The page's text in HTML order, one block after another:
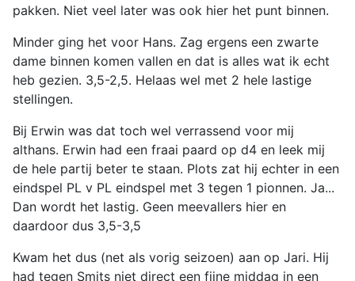
pakken. Niet veel later was ook hier het punt binnen.
Minder ging het voor Hans. Zag ergens een zwarte
dame binnen komen vallen en dat is alles wat ik echt
heb gezien. 3,5-2,5. Helaas wel met 2 hele lastige
stellingen.
Bij Erwin was dat toch wel verrassend voor mij
althans. Erwin had een fraai paard op d4 en leek mij
de hele partij beter te staan. Plots zat hij echter in een
eindspel PL v PL eindspel met 3 tegen 1 pionnen. Ja...
Dan wordt het lastig. Geen meevallers hier en
daardoor dus 3,5-3,5
Kwam het dus (net als vorig seizoen) aan op Jari. Hij
had tegen Smits niet direct een fijne middag in een